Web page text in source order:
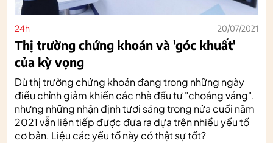
24h 20/07/2021
Thị trường chứng khoán và 'góc khuất'
của kỳ vọng
Dù thị trường chứng khoán đang trong những ngày
điều chỉnh giảm khiến các nhà đầu tư "choáng váng",
nhưng những nhận định tươi sáng trong nửa cuối năm
2021 vẫn liên tiếp được đưa ra dựa trên nhiều yếu tố
cơ bản. Liệu các yếu tố này có thật sự tốt?